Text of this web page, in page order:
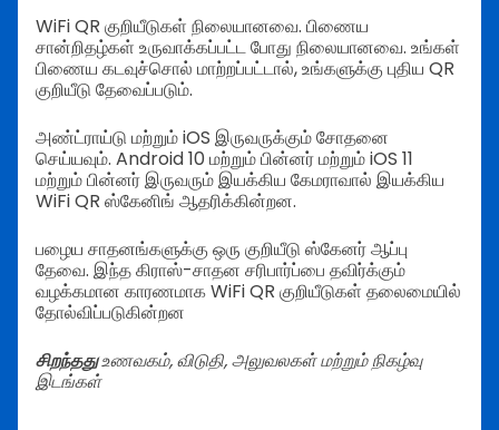
WiFi QR குறியீடுகள் நிலையானவை. பிணைய
சான்றிதழ்கள் உருவாக்கப்பட்ட போது நிலையானவை. உங்கள்
பிணைய கடவுச்சொல் மாற்றப்பட்டால், உங்களுக்கு புதிய QR
குறியீடு தேவைப்படும்.
அண்ட்ராய்டு மற்றும் iOS இருவருக்கும் சோதனை
செய்யவும். Android 10 மற்றும் பின்னர் மற்றும் iOS 11
மற்றும் பின்னர் இருவரும் இயக்கிய கேமராவால் இயக்கிய
WiFi QR ஸ்கேனிங் ஆதரிக்கின்றன.
பழைய சாதனங்களுக்கு ஒரு குறியீடு ஸ்கேனர் ஆப்பு
தேவை. இந்த கிராஸ்-சாதன சரிபார்ப்பை தவிர்க்கும்
வழக்கமான காரணமாக WiFi QR குறியீடுகள் தலைமையில்
தோல்விப்படுகின்றன
சிறந்ததுஉணவகம், விடுதி, அலுவலகள் மற்றும் நிகழ்வு
இடங்கள்